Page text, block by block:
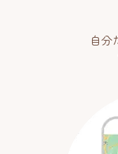
自分